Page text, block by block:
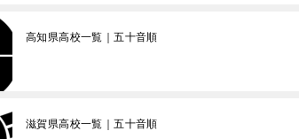
高知県高校一覧｜五十音順
滋賀県高校一覧｜五十音順